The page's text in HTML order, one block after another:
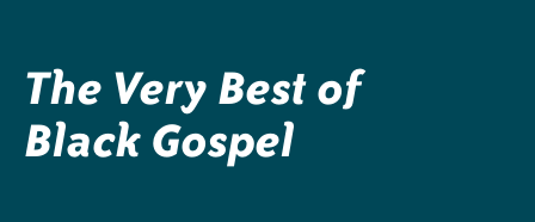
The Very Best of
Black Gospel